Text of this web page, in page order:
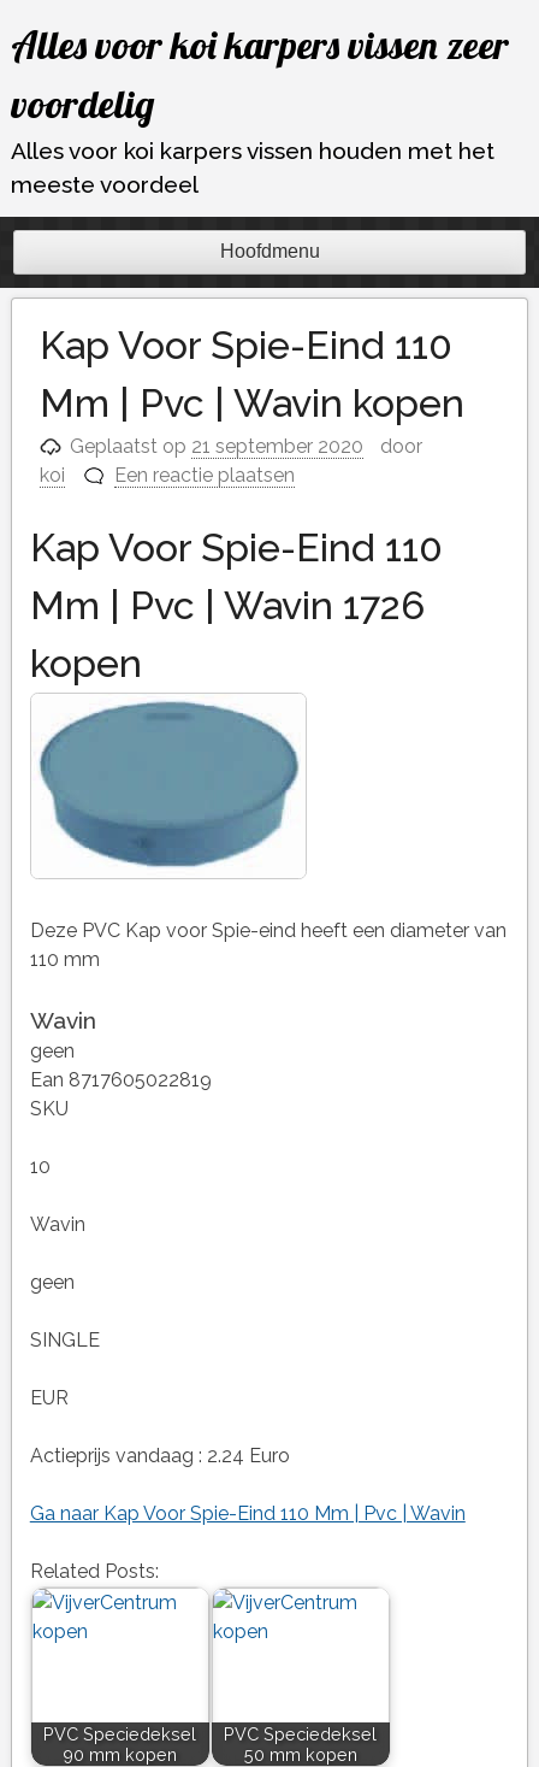
naar
inhoud
Alles voor koi karpers vissen zeer
voordelig
Alles voor koi karpers vissen houden met het
meeste voordeel
Hoofdmenu
Kap Voor Spie-Eind 110
Mm | Pvc | Wavin kopen
Geplaatst op 21 september 2020
door
koi
Een reactie plaatsen
Kap Voor Spie-Eind 110
Mm | Pvc | Wavin 1726
kopen
Deze PVC Kap voor Spie-eind heeft een diameter van
110 mm
Wavin
geen
Ean 8717605022819
SKU
10
Wavin
geen
SINGLE
EUR
Actieprijs vandaag : 2.24 Euro
Ga naar Kap Voor Spie-Eind 110 Mm | Pvc | Wavin
Related Posts:
PVC Speciedeksel
90 mm kopen
PVC Speciedeksel
50 mm kopen